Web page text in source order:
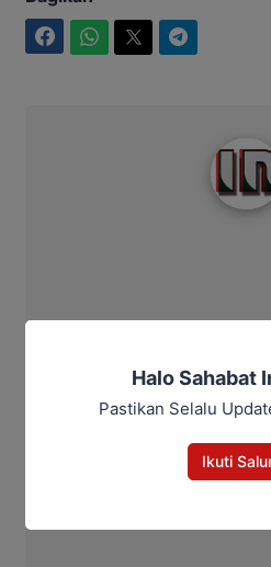
Halo Sahabat
Pastikan Selalu
Ikuti